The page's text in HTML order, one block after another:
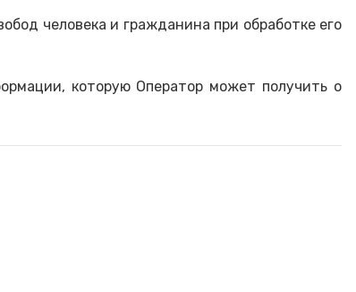
человека и гражданина при обработке его
которую Оператор может получить о